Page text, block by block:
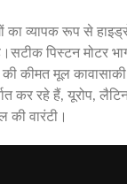
का व्यापक रूप से
पिस्टन मोटर
कीमत मूल
कर रहे हैं, यूरोप,
की वारंटी।